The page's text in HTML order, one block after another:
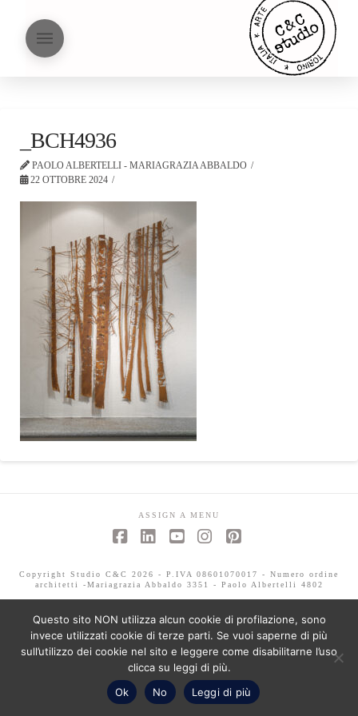
_BCH4936
PAOLO ALBERTELLI - MARIAGRAZIA ABBALDO
22 OTTOBRE 2024
ASSIGN A MENU
Copyright Studio C&C 2026 - P.IVA 08601070017 - Numero ordine
architetti -Mariagrazia Abbaldo 3351 - Paolo Albertelli 4802
Questo sito NON utilizza alcun cookie di profilazione, sono
invece utilizzati cookie di terze parti. Se vuoi saperne di più
sull’utilizzo dei cookie nel sito e leggere come disabilitarne l’uso
clicca su leggi di più.
Ok
No Leggi di più